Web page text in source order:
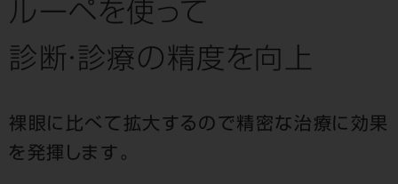
ルーペを使って
診断・診療の精度を向上
裸眼に比べて拡大するので精密な治療に効果
を発揮します。